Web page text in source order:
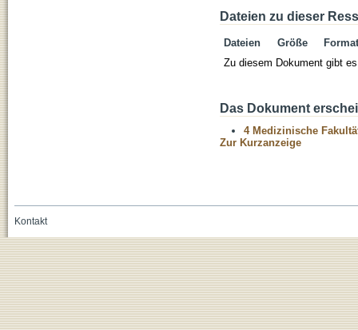
Dateien zu dieser
Dateien Größe
Format
Zu diesem Dokument gibt
Das Dokument
4 Medizinische
Zur Kurzanzeige
Kontakt